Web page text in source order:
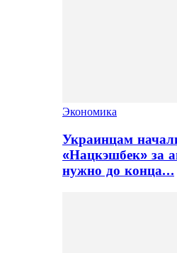
Экономика
Украинцам
«Нацкэшбек» за
нужно до конца…